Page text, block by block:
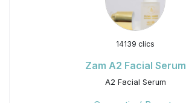
14139 clics
Zam A2 Facial Serum
A2 Facial Serum